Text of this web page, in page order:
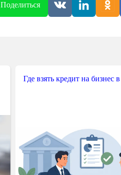
Поделиться
Где взять кредит на бизнес